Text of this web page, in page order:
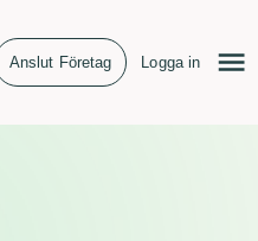
Anslut Företag Logga in